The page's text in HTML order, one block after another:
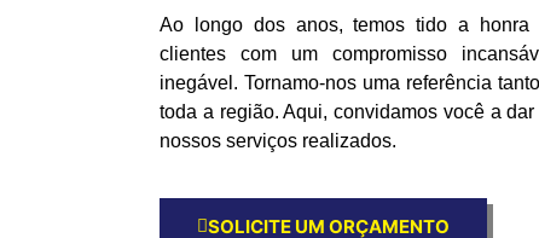
Ao longo dos anos, temos tido a
clientes com um compromisso
inegável. Tornamo-nos uma referência
toda a região. Aqui, convidamos você a
nossos serviços realizados.
SOLICITE UM ORÇAMENTO